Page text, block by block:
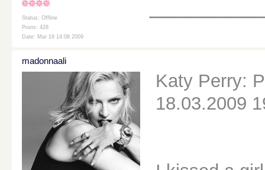
Status: Offline
Posts: 428
Date: Mar 19 14:08 2009
madonnaali
Katy Perry:
18.03.2009